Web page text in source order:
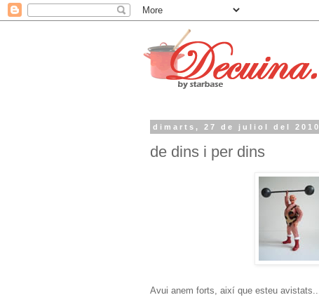
dimarts, 27 de juliol del 2010
de dins i per dins
Avui anem forts, així que esteu avistats...